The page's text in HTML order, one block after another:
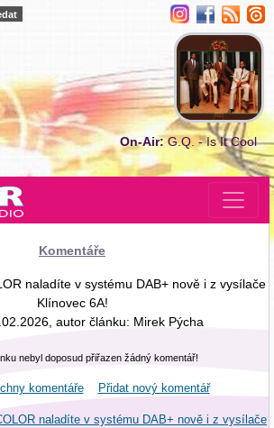
On-Air:G.Q. - Is It Cool
Komentáře
naladíte v systému DAB+ nově i z vysílače
Klínovec 6A!
autor článku: Mirek Pýcha
nebyl doposud přiřazen žádný komentář!
komentáře Přidat nový komentář
naladíte v systému DAB+ nově i z vysílače